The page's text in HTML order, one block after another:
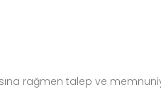
rağmen talep ve